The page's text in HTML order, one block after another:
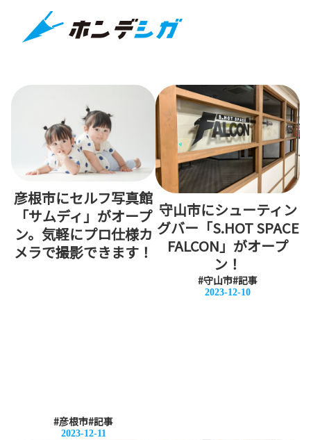
彦根市にセルフ写真館
「サムディ」がオープ
ン。気軽にプロ仕様カ
メラで撮影できます！
#彦根市#記事
2023-12-11
守山市にシューティン
グバー「S.HOT SPACE
FALCON」がオープ
ン！
#守山市#記事
2023-12-10